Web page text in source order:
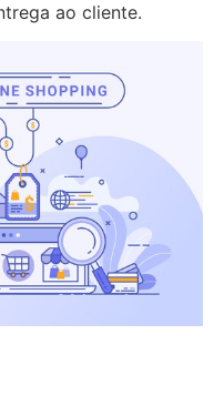
ao cliente.